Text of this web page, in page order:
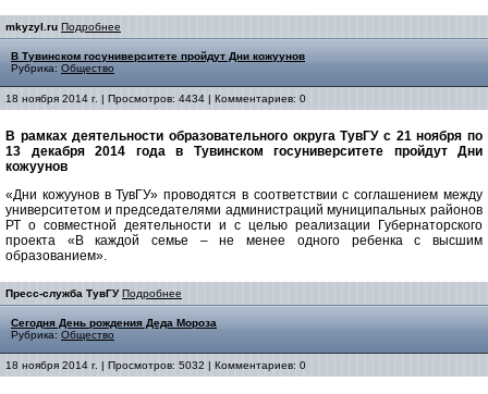
mkyzyl.ru Подробнее
В Тувинском госуниверситете пройдут Дни кожуунов
Рубрика: Общество
18 ноября 2014 г. | Просмотров: 4434 | Комментариев: 0
В рамках деятельности образовательного округа ТувГУ с 21 ноября по
13 декабря 2014 года в Тувинском госуниверситете пройдут Дни
кожуунов
«Дни кожуунов в ТувГУ» проводятся в соответствии с соглашением между
университетом и председателями администраций муниципальных районов
РТ о совместной деятельности и с целью реализации Губернаторского
проекта «В каждой семье – не менее одного ребенка с высшим
образованием».
Пресс-служба ТувГУ Подробнее
Сегодня День рождения Деда Мороза
Рубрика: Общество
18 ноября 2014 г. | Просмотров: 5032 | Комментариев: 0